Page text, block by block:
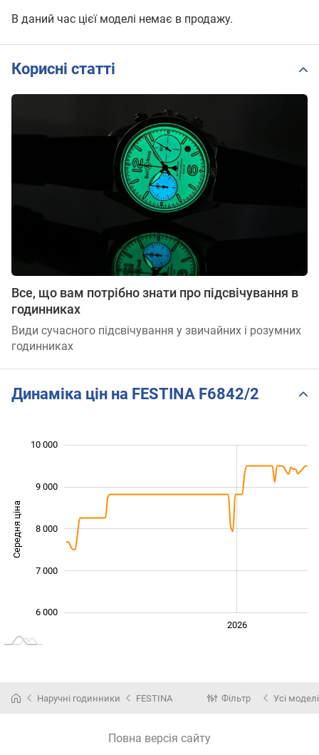
В даний час цієї моделі немає в продажу.
Корисні статті
Все, що вам потрібно знати про підсвічування в
годинниках
Види сучасного підсвічування у звичайних і розумних
годинниках
Динаміка цін на FESTINA F6842/2
Середня ціна 10 000
6 000
7 000
8 000
9 000
10 000
2026
Наручні годинники FESTINA Фільтр Усі моделі
Повна версія сайту